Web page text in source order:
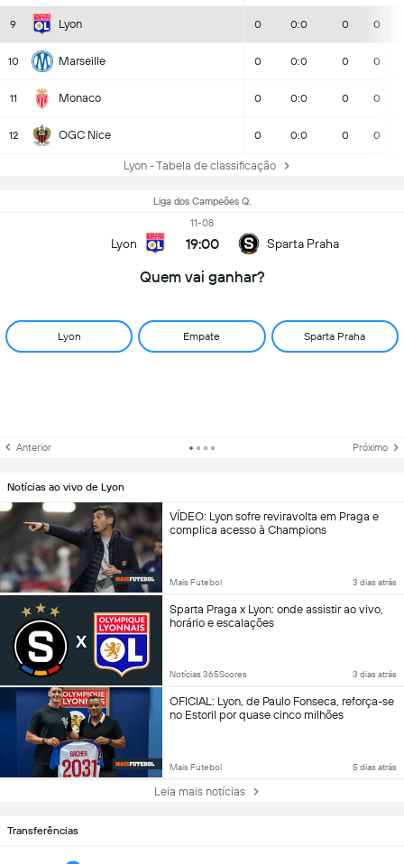
9 Lyon 0 0:0 0 0
10 Marseille 0 0:0 0 0
11 Monaco 0 0:0 0 0
12 OGC Nice 0 0:0 0 0
Lyon - Tabela de classificação
Liga dos Campeões Q.
Lyon
11-08
19:00 Sparta Praha
Quem vai ganhar?
Lyon Empate Sparta Praha
Anterior Próximo
Notícias ao vivo de Lyon
VÍDEO: Lyon sofre reviravolta em Praga e
complica acesso à Champions
Mais Futebol 3 dias atrás
Sparta Praga x Lyon: onde assistir ao vivo,
horário e escalações
Notícias 365Scores 3 dias atrás
OFICIAL: Lyon, de Paulo Fonseca, reforça-se
no Estoril por quase cinco milhões
Mais Futebol 5 dias atrás
Leia mais notícias
Transferências